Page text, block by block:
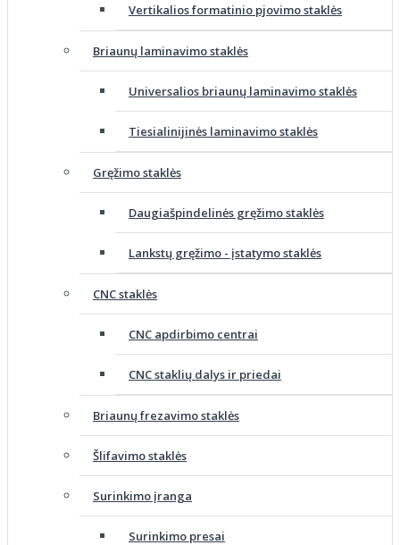
Vertikalios formatinio pjovimo staklės
Briaunų laminavimo staklės
Universalios briaunų laminavimo staklės
Tiesialinijinės laminavimo staklės
Gręžimo staklės
Daugiašpindelinės gręžimo staklės
Lankstų gręžimo - įstatymo staklės
CNC staklės
CNC apdirbimo centrai
CNC staklių dalys ir priedai
Briaunų frezavimo staklės
Šlifavimo staklės
Surinkimo įranga
Surinkimo presai